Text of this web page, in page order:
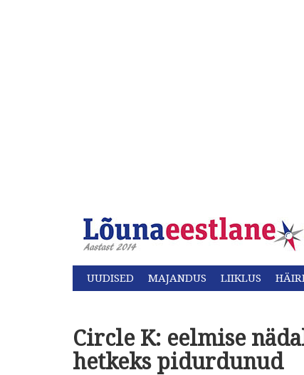
UUDISED MAJANDUS LIIKLUS
Circle K: eelmise
hetkeks pidurdunud